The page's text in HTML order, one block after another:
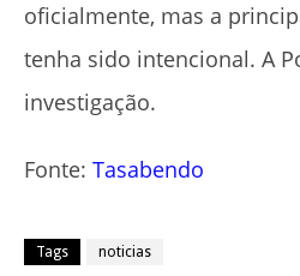
oficialmente, mas a
tenha sido intencional. A
investigação.
Fonte: Tasabendo
Tags noticias